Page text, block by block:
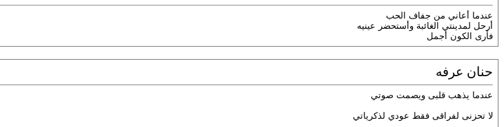
عندما أعاني من جفاف الحب
أرحل لمدينتي الغائبة وأستحضر عينيه
فأرى الكون أجمل
حنان عرفه
عندما يذهب قلبى ويصمت صوتي
لا تحزنى لفراقى فقط عودي لذكرياتي